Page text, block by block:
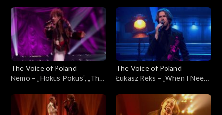
Finał, 29 listopada 2025
with Somebody”, „The Voice
of Poland”, Finał, 29
listopada 2025
The Voice of Poland
Nemo – „Hokus Pokus”, „The
listopada 2025
The Voice of Poland
Łukasz Reks – „When I Need
Finał, 29 listopada 2025